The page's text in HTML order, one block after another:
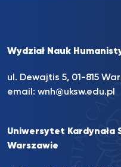
Wydział Nauk
ul. Dewajtis 5, 01-815
email: wnh@uksw.edu.pl
Uniwersytet Kardynała
Warszawie